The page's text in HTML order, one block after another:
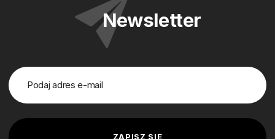
Newsletter